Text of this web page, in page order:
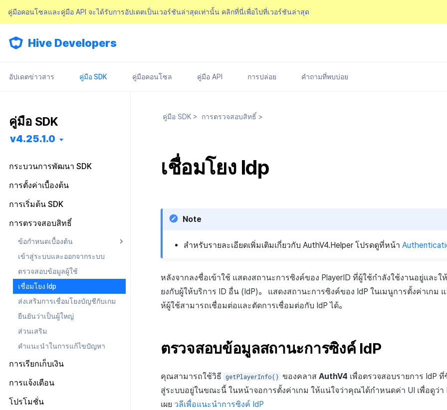
คู่มือคอนโซลและคู่มือ API จะได้รับการอัปเดตเป็นเวอร์ชันล่าสุดเท่านั้น คลิกที่นี่เพื่อไปที่เวอร์ชันล่าสุด
Hive Developers
อัปเดตข่าวสาร คู่มือ SDK คู่มือคอนโซล คู่มือ API การปล่อย คำถามที่พบบ่อย
คู่มือ SDK
v4.25.1.0
กระบวนการพัฒนา SDK
เริ่มต้นใช้งาน
การติดตั้งล่วงหน้า
iOS
Cocos2d-x
Unity
Unreal Engine 4
Unreal Engine 5
Android
iOS
Cocos2d-x
Unity
Unreal Engine 4
Unreal Engine 5
หลังการติดตั้ง
Android
iOS
Cocos2d-x
Unity
Unreal Engine 4
Unreal Engine 5
การติดตั้งฟีเจอร์
iOS
Cocos2d-x
Unity
Unreal Engine 4
Unreal Engine 5
Android
iOS
Cocos2d-x
Unity
Unreal Engine 4
Unreal Engine 5
การกำหนดค่าที่เฉพาะเจาะจงกับ
ตลาด
Cocos2d-x
Unity
Unreal Engine 4
ก่อนการพัฒนา
Android
iOS
Cocos2d-x
Unreal Engine 5
การพัฒนาแอป
การสร้างแอป
Android
Unity iOS
Unreal iOS
Unreal Windows
แอปบริการ
การตั้งค่าเบื้องต้น
ไฟล์การตั้งค่า
Unity
Unreal
การเริ่มต้น SDK
การตรวจสอบสิทธิ์
ข้อกำหนดเบื้องต้น
เอนจินทั้งหมด
การป้อนคีย์ตาม IdP
การตั้งค่าเพิ่มเติมตาม IdP
Android
iOS
Unity
Unreal
เข้าสู่ระบบและออกจากระบบ
ตรวจสอบข้อมูลผู้ใช้
เชื่อมโยง Idp
ส่งเสริมการเชื่อมโยงบัญชีกับเกม
ยืนยันว่าเป็นผู้ใหญ่
ส่วนเสริม
คำแนะนำในการแก้ไขปัญหา
การเรียกเก็บเงิน
ข้อกำหนดเบื้องต้น
Android
การเริ่มต้น IAP v4
การแจ้งเตือน
ข้อกำหนดเบื้องต้น
โปรโมชั่น
คู่มือ SDK > การตรวจสอบสิทธิ์ >
เชื่อมโยง Idp
Note
สำหรับรายละเอียดเพิ่มเติมเกี่ยวกับ AuthV4.Helper โปรดดูที่หน้า
หลังจากลงชื่อเข้าใช้ แสดงสถานะการซิงค์ของ PlayerID ที่ผู้ใช้กำลังใช้งานอยู่และ
ยงกับผู้ให้บริการ ID อื่น (IdP)。 แสดงสถานะการซิงค์ของ IdP ในเมนูการตั้งค่าเกม
ห้ผู้ใช้สามารถเชื่อมต่อและตัดการเชื่อมต่อกับ IdP ได้。
ตรวจสอบข้อมูลสถานะการซิงค์ IdP
คุณสามารถใช้วิธี getPlayerInfo() ของคลาสAuthV4 เพื่อตรวจสอบรายการ IdP
สู่ระบบอยู่ในขณะนี้ ในหน้าจอการตั้งค่าเกม ให้แน่ใจว่าคุณได้กำหนดค่า UI เพื่อดูว่า
เผย วลีเพื่อแนะนำการซิงค์ IdP